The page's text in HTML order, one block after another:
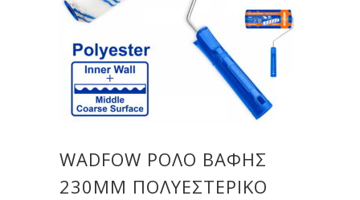
WADFOW ΡΟΛΟ ΒΑΦΗΣ
230MM ΠΟΛΥΕΣΤΕΡΙΚΟ